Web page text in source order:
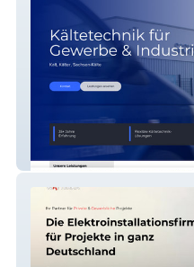
Sachsen-Kälte GmbH